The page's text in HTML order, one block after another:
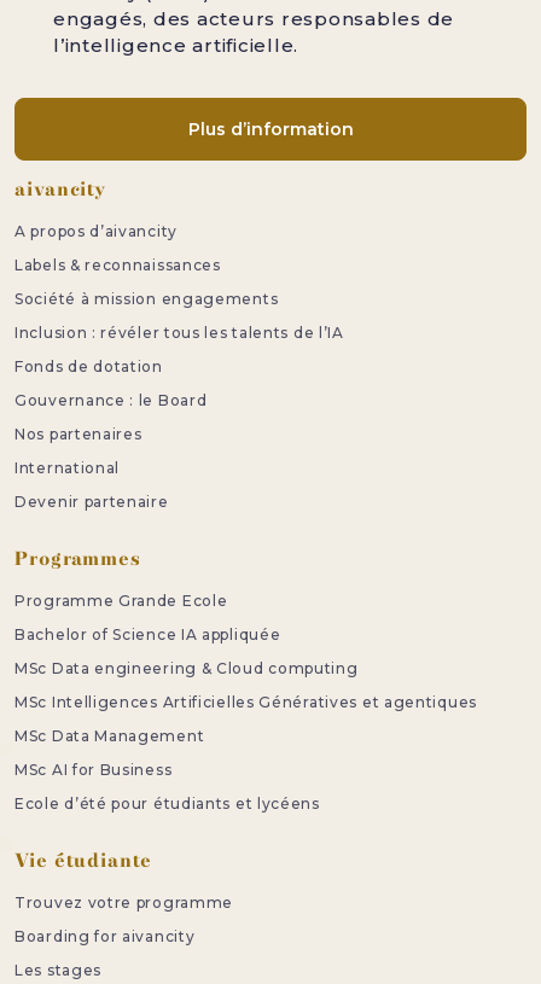
engagés, des acteurs responsables de
l’intelligence artificielle.
Plus d’information
Pied de page
aivancity
A propos d’aivancity
Labels & reconnaissances
Société à mission engagements
Inclusion : révéler tous les talents de l’IA
Fonds de dotation
Gouvernance : le Board
Nos partenaires
International
Devenir partenaire
Programmes
Programme Grande Ecole
Bachelor of Science IA appliquée
MSc Data engineering & Cloud computing
MSc Intelligences Artificielles Génératives et agentiques
MSc Data Management
MSc AI for Business
Ecole d’été pour étudiants et lycéens
Vie étudiante
Trouvez votre programme
Boarding for aivancity
Les stages